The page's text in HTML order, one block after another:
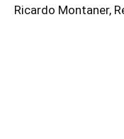
Ricardo Montaner,